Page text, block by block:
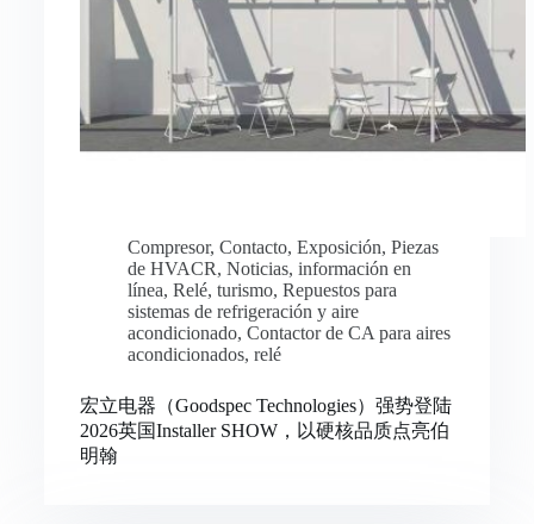
Compresor, Contacto, Exposición, Piezas
de HVACR, Noticias, información en
línea, Relé, turismo, Repuestos para
sistemas de refrigeración y aire
acondicionado, Contactor de CA para aires
acondicionados, relé
宏立电器（Goodspec Technologies）强势登陆
2026英国Installer SHOW，以硬核品质点亮伯
明翰